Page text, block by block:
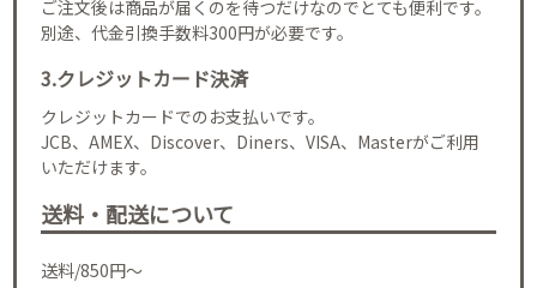
ご注文後は商品が届くのを待つだけなのでとても便利です。
別途、代金引換手数料300円が必要です。
3.クレジットカード決済
クレジットカードでのお支払いです。
JCB、AMEX、Discover、Diners、VISA、Masterがご利用
いただけます。
送料・配送について
送料/850円～